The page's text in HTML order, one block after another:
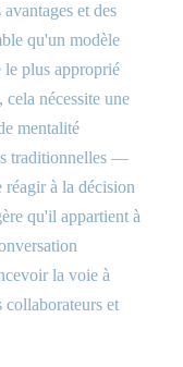
et des
qu'un modèle
plus approprié
nécessite une
mentalité
traditionnelles —
réagir à la décision
qu'il appartient à
la voie à
et